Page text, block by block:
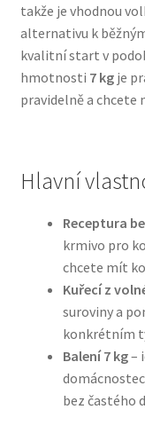
Granule pro psy
Natural
přírodními
Hill’s pro psy
Hračky pro psy
Konzervy a
N&D Farmina
Oblečky pro psy
takže je vhodnou
alternativu k
kvalitní start v
hmotnosti 7 kgje
pravidelně a chcete
Hlavní
Receptura
krmivo pro
chcete mít
Kuřecí z
suroviny a
konkrétním
Balení 7 kg–
bez častého